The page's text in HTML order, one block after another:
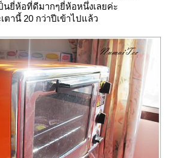
ยี่ห้อที่ดีมากๆยี่ห้อหนึ่งเลยค่ะ
เตานี้ 20 กว่าปีเข้าไปแล้ว